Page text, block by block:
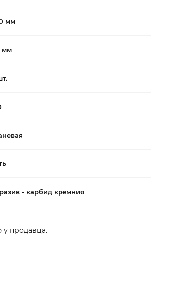
мм
мм
- карбид кремния
у продавца.